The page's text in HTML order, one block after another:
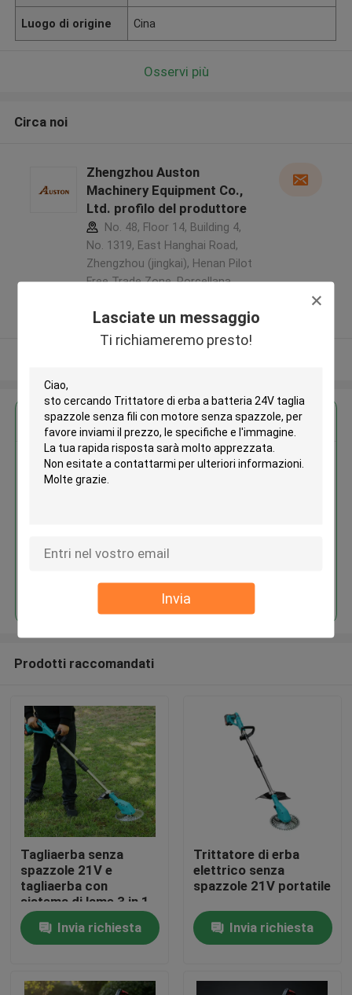
Lasciate un messaggio
Ti richiameremo presto!
Invia
Casa.
Prodotti
Video
Luogo di origine Cina
Osservi più
Circa noi
Zhengzhou Auston
Machinery Equipment Co.,
Ltd. profilo del produttore
No. 48, Floor 14, Building 4,
No. 1319, East Hanghai Road,
Zhengzhou (jingkai), Henan Pilot
Free Trade Zone ,Porcellana
Fornitore verificato
Ottieni il miglior prezzo per
Trittatore di erba a batteria 24V
Continua
Prodotti raccomandati
Tagliaerba senza
spazzole 21V e
tagliaerba con
sistema di lame 3 in 1
Invia richiesta
Trittatore di erba
elettrico senza
spazzole 21V portatile
Invia richiesta